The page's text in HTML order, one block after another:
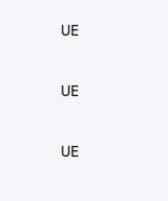
UE
UE
UE